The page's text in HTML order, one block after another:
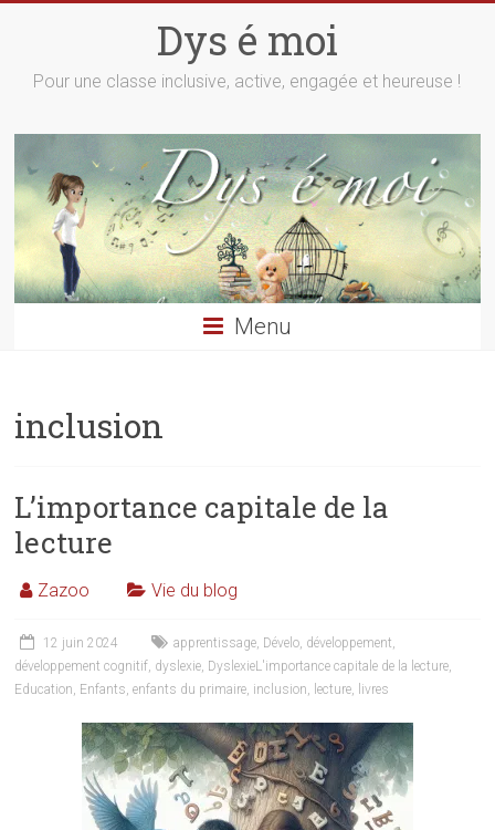
Dys é moi
Pour une classe inclusive, active, engagée et heureuse !
Menu
inclusion
L’importance capitale de la
lecture
Zazoo Vie du blog
12 juin 2024 apprentissage, Dévelo, développement,
développement cognitif, dyslexie, DyslexieL'importance capitale de la lecture,
Education, Enfants,enfants du primaire, inclusion, lecture, livres